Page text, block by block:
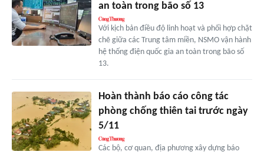
an toàn trong bão số 13
Với kịch bản điều độ linh hoạt và phối hợp chặt
chẽ giữa các Trung tâm miền, NSMO vận hành
hệ thống điện quốc gia an toàn trong bão số
13.
Hoàn thành báo cáo công tác
phòng chống thiên tai trước ngày
5/11
Các bộ, cơ quan, địa phương xây dựng báo